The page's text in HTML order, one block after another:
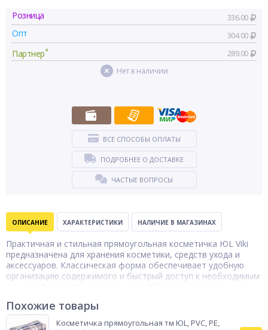
Розница 336.00
Опт 304.00
Партнер* 289.00
Нет в наличии
ВСЕ СПОСОБЫ ОПЛАТЫ
ПОДРОБНЕЕ О ДОСТАВКЕ
ЧАСТЫЕ ВОПРОСЫ
ОПИСАНИЕ ХАРАКТЕРИСТИКИ НАЛИЧИЕ В МАГАЗИНАХ
Практичная и стильная прямоугольная косметичка ЮL Viki
предназначена для хранения косметики, средств ухода и
аксессуаров. Классическая форма обеспечивает удобную
организацию содержимого и быстрый доступ к необходимым
внешний вид. Размер 23×15×7,5 см делает косметичку
удобной для дома, путешествий и поездок.
Похожие товары
Косметичка прямоугольная тм ЮL, PVC, PE,